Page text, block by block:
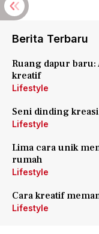
Berita Terbaru
Ruang dapur baru:
kreatif
Lifestyle
Seni dinding
Lifestyle
Lima cara unik
rumah
Lifestyle
Cara kreatif
Lifestyle